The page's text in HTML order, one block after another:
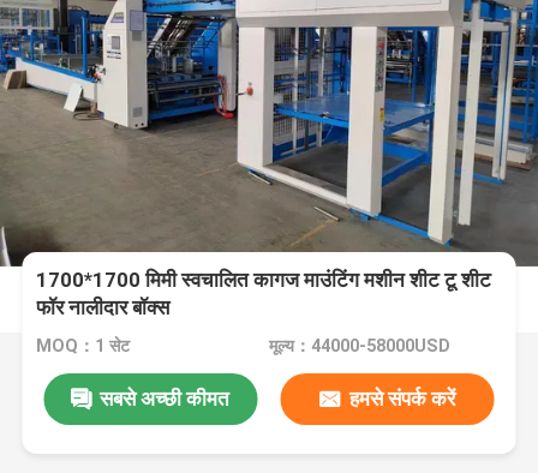
1700*1700 मिमी स्वचालित कागज माउंटिंग मशीन शीट टू शीट
फॉर नालीदार बॉक्स
MOQ：1 सेट मूल्य：44000-58000USD
सबसे अच्छी कीमत हमसे संपर्क करें